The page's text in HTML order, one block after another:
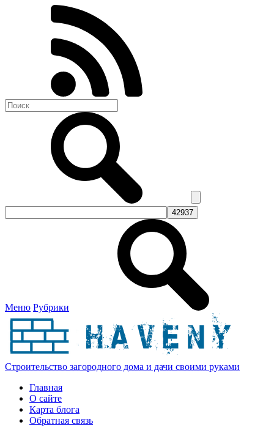
Меню Рубрики
Строительство загородного дома и дачи своими руками
Главная
О сайте
Карта блога
Обратная связь